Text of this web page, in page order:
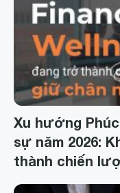
Xu hướng
sự năm 2026:
thành chiến